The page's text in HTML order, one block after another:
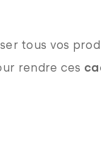
tous vos
rendre ces